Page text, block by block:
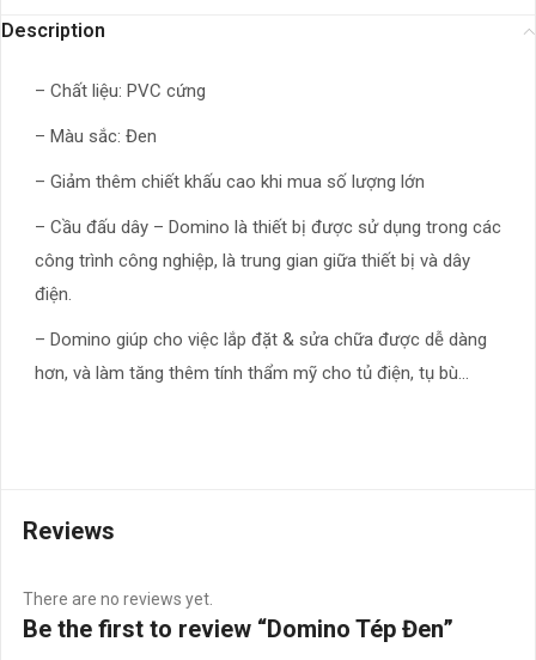
Description
– Chất liệu: PVC cứng
– Màu sắc: Đen
– Giảm thêm chiết khấu cao khi mua số lượng lớn
– Cầu đấu dây – Domino là thiết bị được sử dụng trong các
công trình công nghiệp, là trung gian giữa thiết bị và dây
điện.
– Domino giúp cho việc lắp đặt & sửa chữa được dễ dàng
hơn, và làm tăng thêm tính thẩm mỹ cho tủ điện, tụ bù…
Reviews
There are no reviews yet.
Be the first to review “Domino Tép Đen”